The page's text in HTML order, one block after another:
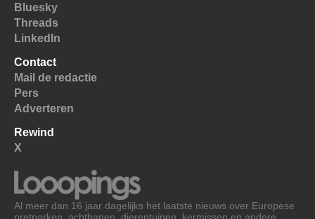
Bluesky
Threads
LinkedIn
Contact
Mail de redactie
Pers
Adverteren
Rewind
X
Al meer dan 16 jaar dagelijks het laatste nieuws over Europese